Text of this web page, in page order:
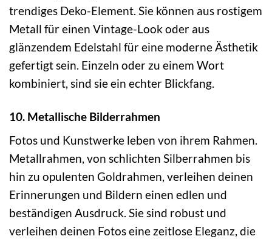
trendiges Deko-Element. Sie können aus rostigem
Metall für einen Vintage-Look oder aus
glänzendem Edelstahl für eine moderne Ästhetik
gefertigt sein. Einzeln oder zu einem Wort
kombiniert, sind sie ein echter Blickfang.
10. Metallische Bilderrahmen
Fotos und Kunstwerke leben von ihrem Rahmen.
Metallrahmen, von schlichten Silberrahmen bis
hin zu opulenten Goldrahmen, verleihen deinen
Erinnerungen und Bildern einen edlen und
beständigen Ausdruck. Sie sind robust und
verleihen deinen Fotos eine zeitlose Eleganz, die